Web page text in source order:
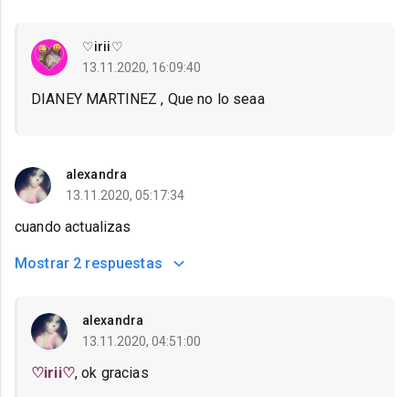
♡irii♡
13.11.2020, 16:09:40
DIANEY MARTINEZ , Que no lo seaa
alexandra
13.11.2020, 05:17:34
cuando actualizas
Mostrar 2 respuestas
alexandra
13.11.2020, 04:51:00
♡irii♡, ok gracias